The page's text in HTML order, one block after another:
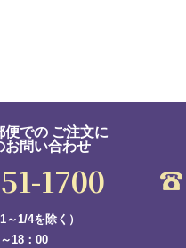
便での ご注文に
お問い合わせ
1700
1/4を除く）
18：00